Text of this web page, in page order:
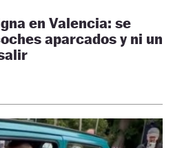
en Valencia: se
aparcados y ni un